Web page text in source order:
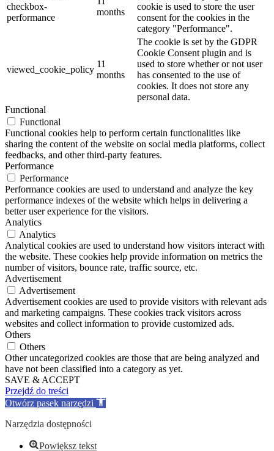
checkbox-
performance
months
cookie is used to store the user
consent for the cookies in the
category "Performance".
viewed_cookie_policy
11
months
The cookie is set by the GDPR
Cookie Consent plugin and is
used to store whether or not user
has consented to the use of
cookies. It does not store any
personal data.
Functional
Functional
Functional cookies help to perform certain functionalities like
sharing the content of the website on social media platforms, collect
feedbacks, and other third-party features.
Performance
Performance
Performance cookies are used to understand and analyze the key
performance indexes of the website which helps in delivering a
better user experience for the visitors.
Analytics
Analytics
Analytical cookies are used to understand how visitors interact with
the website. These cookies help provide information on metrics the
number of visitors, bounce rate, traffic source, etc.
Advertisement
Advertisement
Advertisement cookies are used to provide visitors with relevant ads
and marketing campaigns. These cookies track visitors across
websites and collect information to provide customized ads.
Others
Others
Other uncategorized cookies are those that are being analyzed and
have not been classified into a category as yet.
SAVE & ACCEPT
Przejdź do treści
Otwórz pasek narzędzi
Narzędzia dostępności
Powiększ tekst